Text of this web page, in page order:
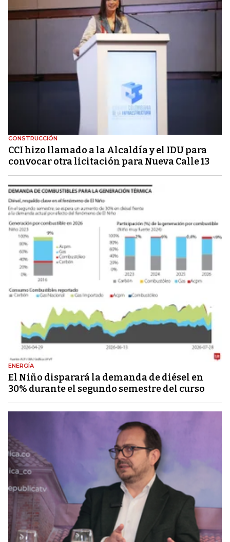
CONSTRUCCIÓN
CCI hizo llamado a la Alcaldía y el IDU para
convocar otra licitación para Nueva Calle 13
ENERGÍA
El Niño disparará la demanda de diésel en
30% durante el segundo semestre del curso